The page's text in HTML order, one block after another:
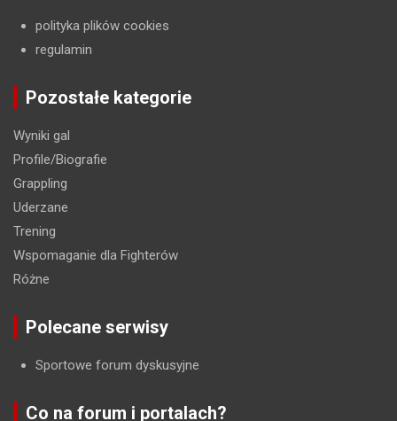
polityka plików cookies
regulamin
Pozostałe kategorie
Wyniki gal
Profile/Biografie
Grappling
Uderzane
Trening
Wspomaganie dla Fighterów
Różne
Polecane serwisy
Sportowe forum dyskusyjne
Co na forum i portalach?